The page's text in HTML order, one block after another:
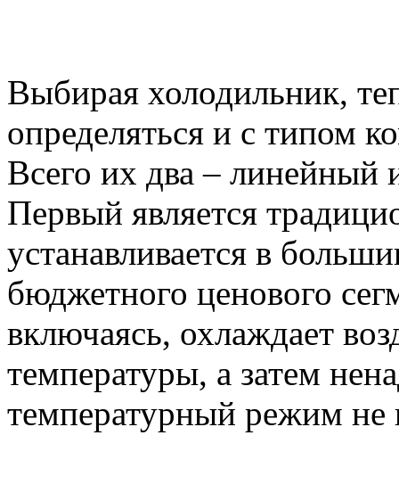
Выбирая холодильник,
определяться и с типом
Всего их два – линейный
Первый является
устанавливается в
бюджетного ценового
включаясь, охлаждает
температуры, а затем
температурный режим не